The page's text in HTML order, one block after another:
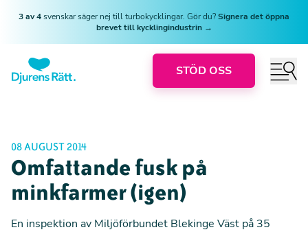
3 av 4svenskar säger nej till turbokycklingar. Gör du?Signera det öppna
brevet till kycklingindustrin →
STÖD OSS
08 AUGUST 2014
Omfattande fusk på
minkfarmer (igen)
En inspektion av Miljöförbundet Blekinge Väst på 35